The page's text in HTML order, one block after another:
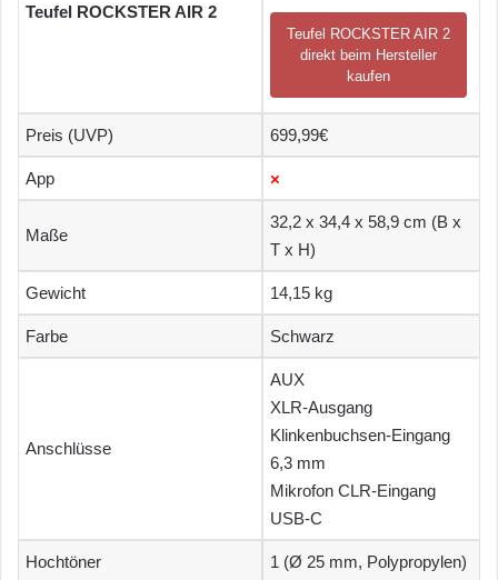
Teufel ROCKSTER AIR 2
Teufel ROCKSTER AIR 2
direkt beim Hersteller
kaufen
Preis (UVP) 699,99€
App ×
Maße
32,2 x 34,4 x 58,9 cm (B x
T x H)
Gewicht 14,15 kg
Farbe Schwarz
Anschlüsse
AUX
XLR-Ausgang
Klinkenbuchsen-Eingang
6,3 mm
Mikrofon CLR-Eingang
USB-C
Hochtöner 1 (Ø 25 mm, Polypropylen)